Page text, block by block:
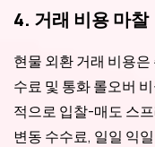
4. 거래 비용 마찰
현물 외환 거래 비용
수료 및 통화 롤오버
적으로 입찰-매도 스
변동 수수료, 일일 익